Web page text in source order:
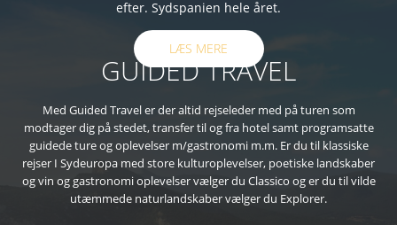
efter. Sydspanien hele året.
LÆS MERE
GUIDED TRAVEL
Med Guided Travel er der altid rejseleder med på turen som
modtager dig på stedet, transfer til og fra hotel samt programsatte
guidede ture og oplevelser m/gastronomi m.m. Er du til klassiske
rejser I Sydeuropa med store kulturoplevelser, poetiske landskaber
og vin og gastronomi oplevelser vælger du Classico og er du til vilde
utæmmede naturlandskaber vælger du Explorer.